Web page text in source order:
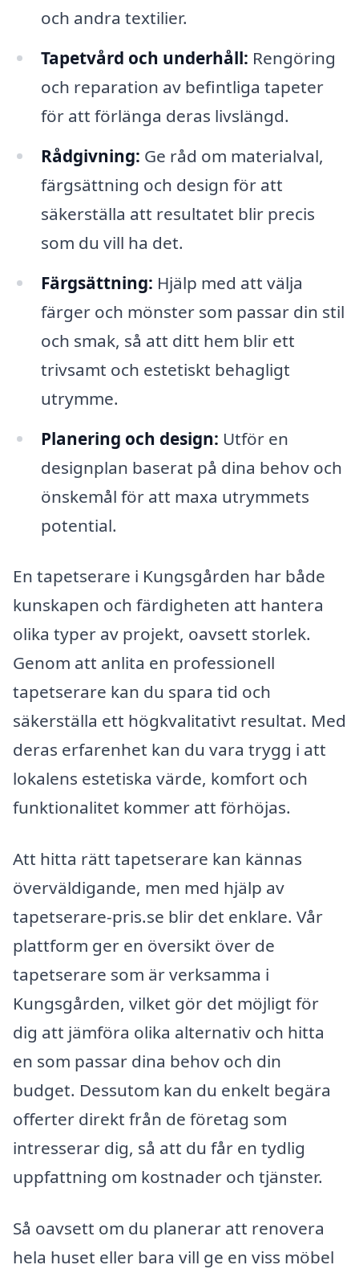
och andra textilier.
Tapetvård och underhåll: Rengöring
och reparation av befintliga tapeter
för att förlänga deras livslängd.
Rådgivning: Ge råd om materialval,
färgsättning och design för att
säkerställa att resultatet blir precis
som du vill ha det.
Färgsättning: Hjälp med att välja
färger och mönster som passar din stil
och smak, så att ditt hem blir ett
trivsamt och estetiskt behagligt
utrymme.
Planering och design: Utför en
designplan baserat på dina behov och
önskemål för att maxa utrymmets
potential.
En tapetserare i Kungsgården har både
kunskapen och färdigheten att hantera
olika typer av projekt, oavsett storlek.
Genom att anlita en professionell
tapetserare kan du spara tid och
säkerställa ett högkvalitativt resultat. Med
deras erfarenhet kan du vara trygg i att
lokalens estetiska värde, komfort och
funktionalitet kommer att förhöjas.
Att hitta rätt tapetserare kan kännas
överväldigande, men med hjälp av
tapetserare-pris.se blir det enklare. Vår
plattform ger en översikt över de
tapetserare som är verksamma i
Kungsgården, vilket gör det möjligt för
dig att jämföra olika alternativ och hitta
en som passar dina behov och din
budget. Dessutom kan du enkelt begära
offerter direkt från de företag som
intresserar dig, så att du får en tydlig
uppfattning om kostnader och tjänster.
Så oavsett om du planerar att renovera
hela huset eller bara vill ge en viss möbel